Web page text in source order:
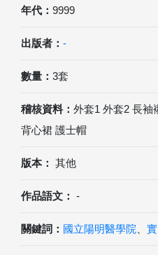
年代： 9999
出版者： -
數量： 3套
稽核資料： 外套1 外套2 長袖
背心裙 護士帽
版本： 其他
作品語文： -
關鍵詞： 國立陽明醫學院